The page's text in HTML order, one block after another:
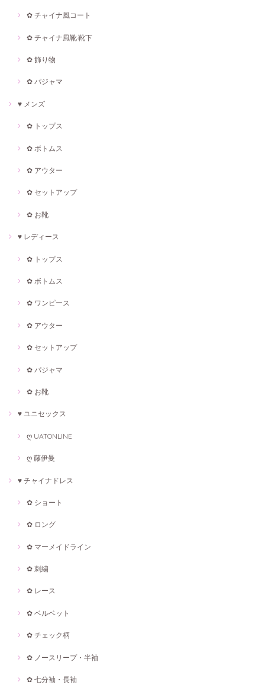
✿ チャイナ風コート
✿ チャイナ風靴·靴下
✿ 飾り物
✿ パジャマ
♥ メンズ
✿ トップス
✿ ボトムス
✿ アウター
✿ セットアップ
✿ お靴
♥ レディース
✿ トップス
✿ ボトムス
✿ ワンピース
✿ アウター
✿ セットアップ
✿ パジャマ
✿ お靴
♥ ユニセックス
ღ UATONLINE
ღ 藤伊曼
♥ チャイナドレス
✿ ショート
✿ ロング
✿ マーメイドライン
✿ 刺繍
✿ レース
✿ ベルベット
✿ チェック柄
✿ ノースリープ・半袖
✿ 七分袖・長袖